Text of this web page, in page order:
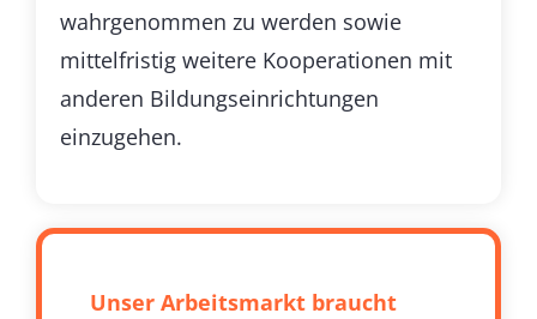
wahrgenommen zu werden sowie
mittelfristig weitere Kooperationen mit
anderen Bildungseinrichtungen
einzugehen.
Unser Arbeitsmarkt braucht